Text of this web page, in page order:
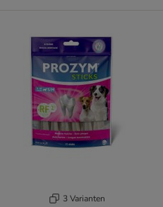
3 Varianten